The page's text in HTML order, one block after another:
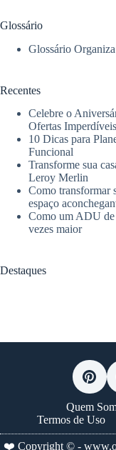
no
Brasil
Glossário
Glossário
Recentes
Celebre o
Ofertas
10 Dicas para
Funcional
Transforme sua
Leroy Merlin
Como transformar
espaço
Como um ADU de
vezes maior
Destaques
Quem
Termos de Uso
❤️ Copyright © -